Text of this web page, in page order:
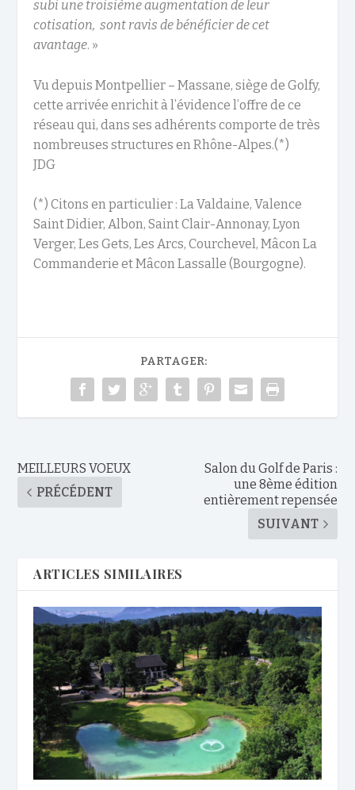
subi une troisième augmentation de leur
cotisation, sont ravis de bénéficier de cet
avantage. »
Vu depuis Montpellier – Massane, siège de Golfy,
cette arrivée enrichit à l’évidence l’offre de ce
réseau qui, dans ses adhérents comporte de très
nombreuses structures en Rhône-Alpes.(*)
JDG
(*) Citons en particulier : La Valdaine, Valence
Saint Didier, Albon, Saint Clair-Annonay, Lyon
Verger, Les Gets, Les Arcs, Courchevel, Mâcon La
Commanderie et Mâcon Lassalle (Bourgogne).
PARTAGER:
MEILLEURS VOEUX
PRÉCÉDENT
Salon du Golf de Paris :
une 8ème édition
entièrement repensée
SUIVANT
ARTICLES SIMILAIRES